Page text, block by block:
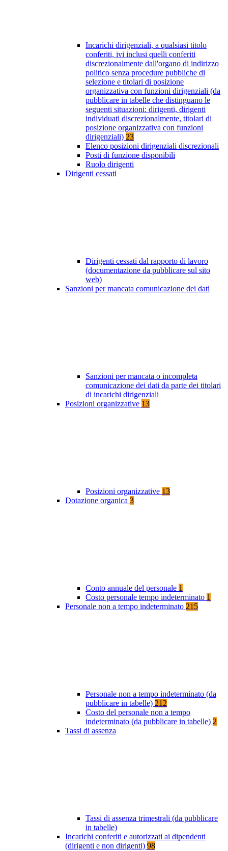
Incarichi dirigenziali, a qualsiasi titolo
conferiti, ivi inclusi quelli conferiti
discrezionalmente dall'organo di indirizzo
politico senza procedure pubbliche di
selezione e titolari di posizione
organizzativa con funzioni dirigenziali (da
pubblicare in tabelle che distinguano le
seguenti situazioni: dirigenti, dirigenti
individuati discrezionalmente, titolari di
posizione organizzativa con funzioni
dirigenziali) 23
Elenco posizioni dirigenziali discrezionali
Posti di funzione disponibili
Ruolo dirigenti
Dirigenti cessati
Dirigenti cessati dal rapporto di lavoro
(documentazione da pubblicare sul sito
web)
Sanzioni per mancata comunicazione dei dati
Sanzioni per mancata o incompleta
comunicazione dei dati da parte dei titolari
di incarichi dirigenziali
Posizioni organizzative 13
Posizioni organizzative 13
Dotazione organica 3
Conto annuale del personale 1
Costo personale tempo indeterminato 1
Personale non a tempo indeterminato 215
Personale non a tempo indeterminato (da
pubblicare in tabelle) 212
Costo del personale non a tempo
indeterminato (da pubblicare in tabelle) 2
Tassi di assenza
Tassi di assenza trimestrali (da pubblicare
in tabelle)
Incarichi conferiti e autorizzati ai dipendenti
(dirigenti e non dirigenti) 98